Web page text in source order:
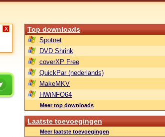
X Top downloads
Spotnet
DVD Shrink
coverXP Free
QuickPar (nederlands)
MakeMKV
HWiNFO64
Meer top downloads
Laatste toevoegingen
Meer laatste toevoegingen